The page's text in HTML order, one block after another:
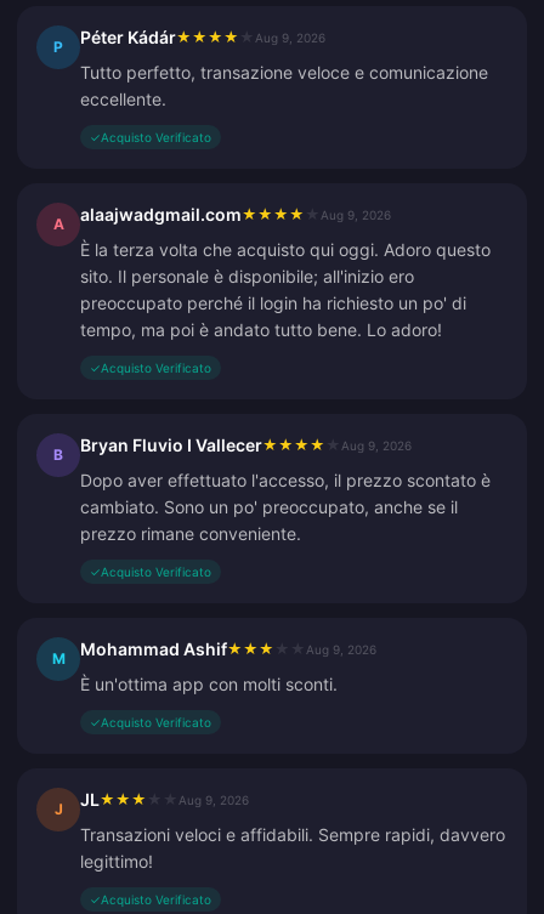
P Péter Kádár★ ★ ★ ★ Aug 9, 2026
Tutto perfetto, transazione veloce e comunicazione
eccellente.
✓Acquisto Verificato
A alaajwadgmail.com★ ★ ★ ★ Aug 9, 2026
È la terza volta che acquisto qui oggi. Adoro questo
sito. Il personale è disponibile; all'inizio ero
preoccupato perché il login ha richiesto un po' di
tempo, ma poi è andato tutto bene. Lo adoro!
✓Acquisto Verificato
B Bryan Fluvio I Vallecer★ ★ ★ ★ Aug 9, 2026
Dopo aver effettuato l'accesso, il prezzo scontato è
cambiato. Sono un po' preoccupato, anche se il
prezzo rimane conveniente.
✓Acquisto Verificato
M Mohammad Ashif★ ★ ★ Aug 9, 2026
È un'ottima app con molti sconti.
✓Acquisto Verificato
J JL★ ★ ★ Aug 9, 2026
Transazioni veloci e affidabili. Sempre rapidi, davvero
legittimo!
✓Acquisto Verificato